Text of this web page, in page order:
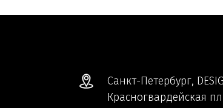
Санкт-Петербург,
Красногвардейская